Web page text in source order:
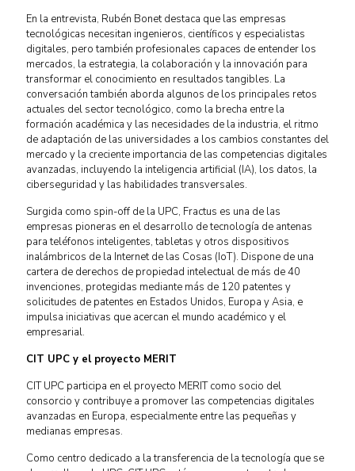
En la entrevista, Rubén Bonet destaca que las empresas
tecnológicas necesitan ingenieros, científicos y especialistas
digitales, pero también profesionales capaces de entender los
mercados, la estrategia, la colaboración y la innovación para
transformar el conocimiento en resultados tangibles. La
conversación también aborda algunos de los principales retos
actuales del sector tecnológico, como la brecha entre la
formación académica y las necesidades de la industria, el ritmo
de adaptación de las universidades a los cambios constantes del
mercado y la creciente importancia de las competencias digitales
avanzadas, incluyendo la inteligencia artificial (IA), los datos, la
ciberseguridad y las habilidades transversales.
Surgida como spin-off de la UPC, Fractus es una de las
empresas pioneras en el desarrollo de tecnología de antenas
para teléfonos inteligentes, tabletas y otros dispositivos
inalámbricos de la Internet de las Cosas (IoT). Dispone de una
cartera de derechos de propiedad intelectual de más de 40
invenciones, protegidas mediante más de 120 patentes y
solicitudes de patentes en Estados Unidos, Europa y Asia, e
impulsa iniciativas que acercan el mundo académico y el
empresarial.
CIT UPC y el proyecto MERIT
CIT UPC participa en el proyecto MERIT como socio del
consorcio y contribuye a promover las competencias digitales
avanzadas en Europa, especialmente entre las pequeñas y
medianas empresas.
Como centro dedicado a la transferencia de la tecnología que se